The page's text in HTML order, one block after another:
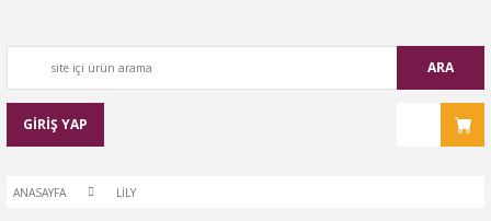
ARA
GİRİŞ YAP
ANASAYFA LİLY